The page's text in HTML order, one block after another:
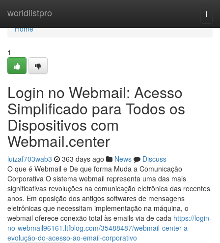
worldlistpro
Home
Home
1
Login no Webmail: Acesso
Simplificado para Todos os
Dispositivos com
Webmail.center
luizaf703wab3 363 days ago News
Discuss
O que é Webmail e De que forma Muda a Comunicação
Corporativa O sistema webmail representa uma das mais
significativas revoluções na comunicação eletrônica das recentes
anos. Em oposição dos antigos softwares de mensagens
eletrônicas que necessitam implementação na máquina, o
webmail oferece conexão total às emails via de cada https://login-
no-webmail96161.ltfblog.com/35488487/webmail-center-a-
evolução-do-acesso-ao-email-corporativo